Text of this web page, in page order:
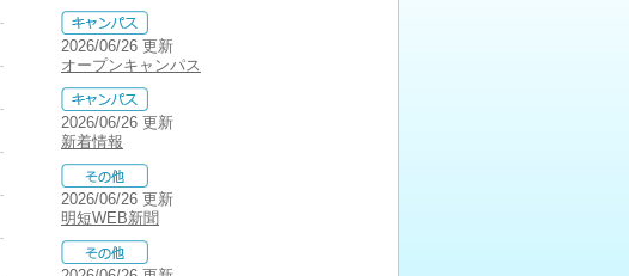
2026/06/26 更新
オープンキャンパス
2026/06/26 更新
新着情報
2026/06/26 更新
明短WEB新聞